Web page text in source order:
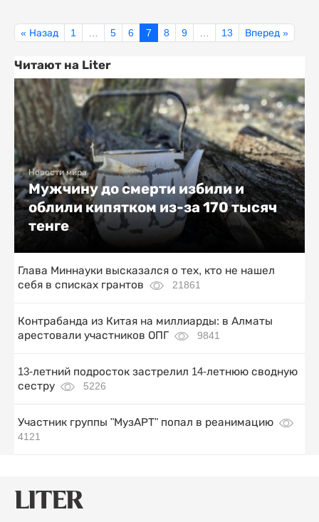
« Назад 1 5 6 7 8 9 13 Вперед »
Читают на Liter
Новости мира
Мужчину до смерти избили и
облили кипятком из-за 170 тысяч
тенге
Глава Миннауки высказался о тех, кто не нашел
себя в списках грантов
21861
Контрабанда из Китая на миллиарды: в Алматы
арестовали участников ОПГ
9841
13-летний подросток застрелил 14-летнюю сводную
сестру
5226
Участник группы "МузАРТ" попал в реанимацию
4121